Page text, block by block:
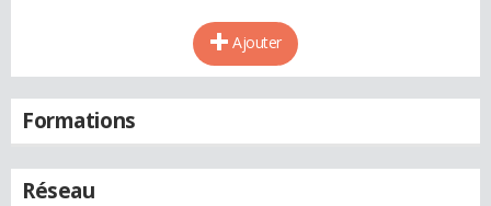
Ajouter
Formations
Réseau